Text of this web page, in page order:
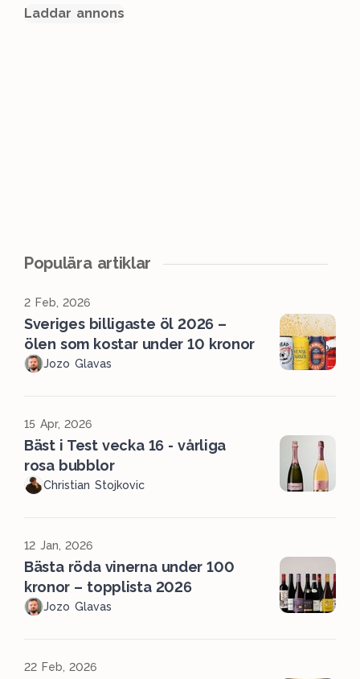
Laddar annons
Populära artiklar
2 Feb, 2026
Sveriges billigaste öl 2026 –
ölen som kostar under 10 kronor
Jozo Glavas
15 Apr, 2026
Bäst i Test vecka 16 - vårliga
rosa bubblor
Christian Stojkovic
12 Jan, 2026
Bästa röda vinerna under 100
kronor – topplista 2026
Jozo Glavas
22 Feb, 2026